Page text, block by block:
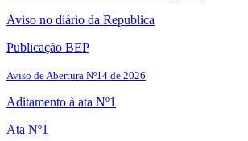
Aviso no diário da Republica
Publicação BEP
Aviso de Abertura Nº14 de 2026
Aditamento à ata Nº1
Ata Nº1